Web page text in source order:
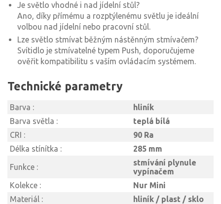
Je světlo vhodné i nad jídelní stůl?
Ano, díky přímému a rozptýlenému světlu je ideální
volbou nad jídelní nebo pracovní stůl.
Lze světlo stmívat běžným nástěnným stmívačem?
Svítidlo je stmívatelné typem Push, doporučujeme
ověřit kompatibilitu s vaším ovládacím systémem.
Technické parametry
Barva :
hliník
Barva světla :
teplá bílá
CRI :
90 Ra
Délka stínítka :
285 mm
Funkce :
stmívání plynule
vypínačem
Kolekce :
Nur Mini
Materiál :
hliník / plast / sklo